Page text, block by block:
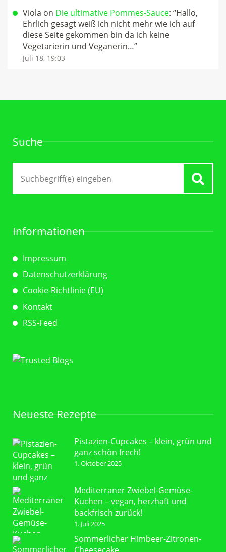
Viola on Die ultimative Pommes-Sauce: “Hallo,
Ehrlich gesagt weiß ich nicht mehr wie ich auf
diese Seite gekommen bin da ich keine
Vegetarierin und Veganerin…”
Juli 18, 19:03
Suche
nach:
Informationen
Impressum
Datenschutzerklärung
Cookie-Richtlinie (EU)
Kontakt
RSS-Feed
Neueste Rezepte
Pistazien-Cupcakes – klein, grün und
ganz schön frech!
1. Oktober 2025
Mediterraner Zwiebel-Gemüse-
Kuchen – vegan, herzhaft und
backfrisch zurück!
1. Juli 2025
Sommerlicher Himbeer-Zitronen-